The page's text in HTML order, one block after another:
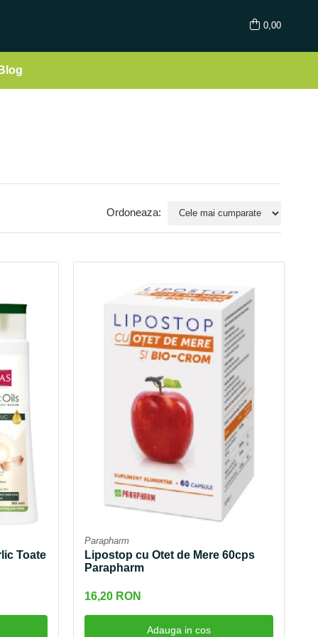
0,00
Ordoneaza:
Toate
Parapharm
Lipostop cu Otet de Mere 60cps
Parapharm
16,20 RON
Adauga in cos